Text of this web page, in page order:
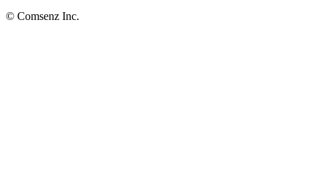
© Comsenz Inc.